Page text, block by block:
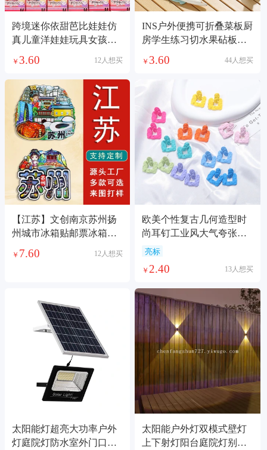
跨境迷你依甜芭比娃娃仿
真儿童洋娃娃玩具女孩礼
￥ 3.60 12人想买
INS户外便携可折叠菜板厨
房学生练习切水果砧板旅
￥ 3.60 44人想买
【江苏】文创南京苏州扬
州城市冰箱贴邮票冰箱装
饰品纪念品国潮
￥ 7.60 12人想买
欧美个性复古几何造型时
尚耳钉工业风大气夸张设
计感简约气质耳饰
亮标
￥2.40 13人想买
太阳能灯超亮大功率户外
灯庭院灯防水室外门口照
太阳能户外灯双模式壁灯
上下射灯阳台庭院灯别墅